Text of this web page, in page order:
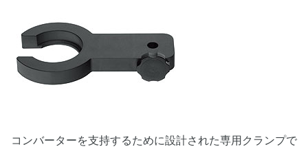
コンバーターを支持するために設計された専用クランプで